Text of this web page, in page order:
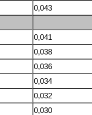
0,043
0,041
0,038
0,036
0,034
0,032
0,030